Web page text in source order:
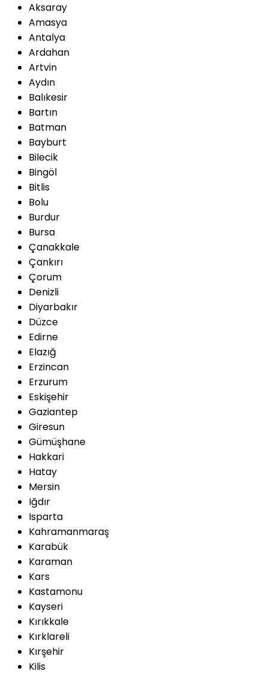
Aksaray
Amasya
Antalya
Ardahan
Artvin
Aydın
Balıkesir
Bartın
Batman
Bayburt
Bilecik
Bingöl
Bitlis
Bolu
Burdur
Bursa
Çanakkale
Çankırı
Çorum
Denizli
Diyarbakır
Düzce
Edirne
Elazığ
Erzincan
Erzurum
Eskişehir
Gaziantep
Giresun
Gümüşhane
Hakkari
Hatay
Mersin
Iğdır
Isparta
Kahramanmaraş
Karabük
Karaman
Kars
Kastamonu
Kayseri
Kırıkkale
Kırklareli
Kırşehir
Kilis